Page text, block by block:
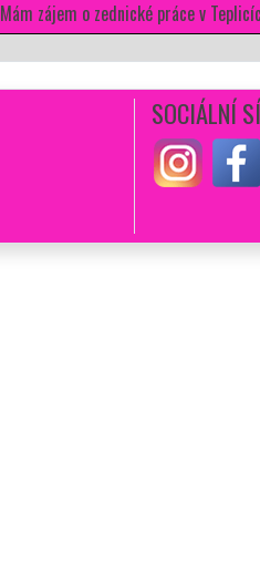
Mám zájem o zednické práce v
SOCIÁLNÍ